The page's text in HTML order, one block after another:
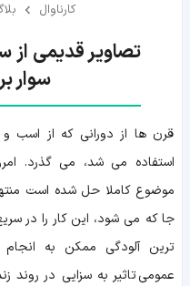
کارناوال
سوار
قرن ها از دورانی که از
استفاده می شد، می گذرد.
موضوع کاملا حل شده است
جا که می شود، این کار را در
ترین آلودگی ممکن به
عمومی تاثیر به سزایی در روند